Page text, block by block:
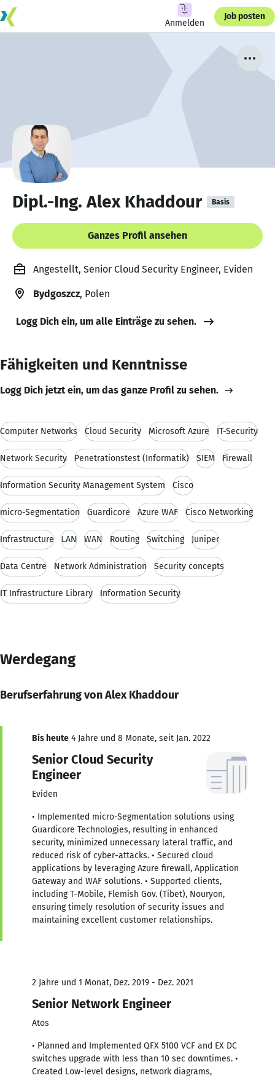
Anmelden
Job posten
Dipl.-Ing. Alex Khaddour Basis
Ganzes Profil ansehen
Angestellt, Senior Cloud Security Engineer, Eviden
Bydgoszcz, Polen
Logg Dich ein, um alle Einträge zu sehen.
Fähigkeiten und Kenntnisse
Logg Dich jetzt ein, um das ganze Profil zu sehen.
Computer Networks Cloud Security Microsoft Azure IT-Security
Network Security Penetrationstest (Informatik) SIEM Firewall
Information Security Management System Cisco
micro-Segmentation Guardicore Azure WAF Cisco Networking
Infrastructure LAN WAN Routing Switching Juniper
Data Centre Network Administration Security concepts
IT Infrastructure Library Information Security
Werdegang
Berufserfahrung von Alex Khaddour
Bis heute 4 Jahre und 8 Monate, seit Jan. 2022
Senior Cloud Security
Engineer
Eviden
• Implemented micro-Segmentation solutions using
Guardicore Technologies, resulting in enhanced
security, minimized unnecessary lateral traffic, and
reduced risk of cyber-attacks. • Secured cloud
applications by leveraging Azure firewall, Application
Gateway and WAF solutions. • Supported clients,
including T-Mobile, Flemish Gov. (Tibet), Nouryon,
ensuring timely resolution of security issues and
maintaining excellent customer relationships.
2 Jahre und 1 Monat, Dez. 2019 - Dez. 2021
Senior Network Engineer
Atos
• Planned and Implemented QFX 5100 VCF and EX DC
switches upgrade with less than 10 sec downtimes. •
Created Low-level designs, network diagrams,